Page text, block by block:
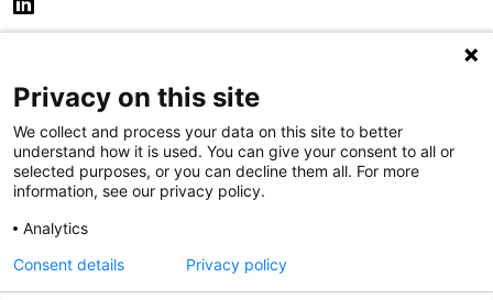
Tietosuoja Saavutettavuus
Privacy on this site
We collect and process your data on this site to better
understand how it is used. You can give your consent to all or
selected purposes, or you can decline them all. For more
information, see our privacy policy.
Analytics
Consent details
Privacy policy